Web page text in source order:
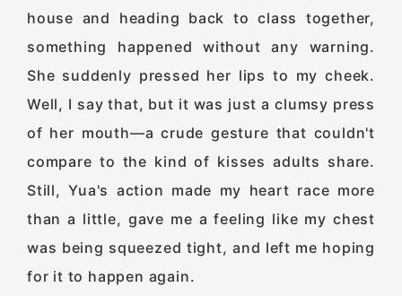
house and heading back to class together,
something happened without any warning.
She suddenly pressed her lips to my cheek.
Well, I say that, but it was just a clumsy press
of her mouth—a crude gesture that couldn't
compare to the kind of kisses adults share.
Still, Yua's action made my heart race more
than a little, gave me a feeling like my chest
was being squeezed tight, and left me hoping
for it to happen again.